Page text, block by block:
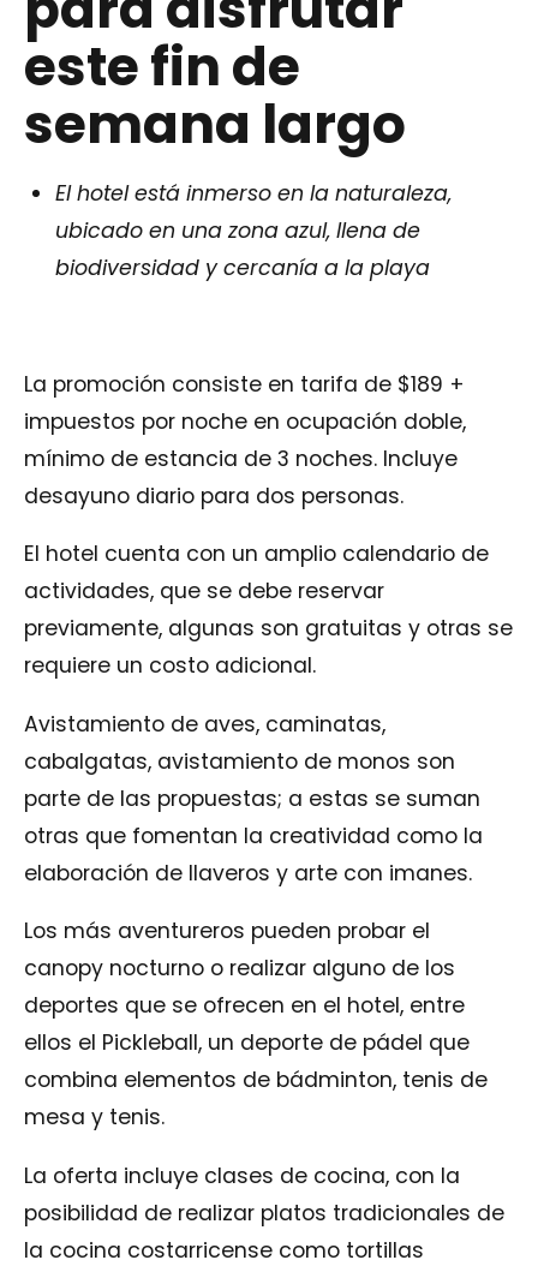
este fin de
semana largo
El hotel está inmerso en la naturaleza,
ubicado en una zona azul, llena de
biodiversidad y cercanía a la playa
La promoción consiste en tarifa de $189 +
impuestos por noche en ocupación doble,
mínimo de estancia de 3 noches. Incluye
desayuno diario para dos personas.
El hotel cuenta con un amplio calendario de
actividades, que se debe reservar
previamente, algunas son gratuitas y otras se
requiere un costo adicional.
Avistamiento de aves, caminatas,
cabalgatas, avistamiento de monos son
parte de las propuestas; a estas se suman
otras que fomentan la creatividad como la
elaboración de llaveros y arte con imanes.
Los más aventureros pueden probar el
canopy nocturno o realizar alguno de los
deportes que se ofrecen en el hotel, entre
ellos el Pickleball, un deporte de pádel que
combina elementos de bádminton, tenis de
mesa y tenis.
La oferta incluye clases de cocina, con la
posibilidad de realizar platos tradicionales de
la cocina costarricense como tortillas